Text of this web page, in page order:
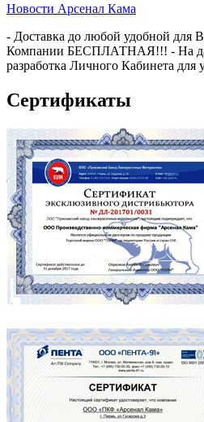
Новости Арсенал Кама
- Доставка до любой удобной для
Компании БЕСПЛАТНАЯ!!! - На
разработка Личного Кабинета для
Сертификаты